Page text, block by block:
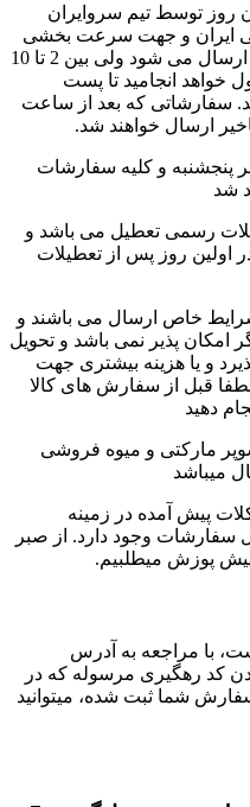
روز توسط تیم سروایران
ایران و جهت سرعت بخشی
در ارسال ها به صورت پست پیشتاز ارسال می شود ولی بین 2 تا 10
خواهد انجامید تا پست
سفارشاتی که بعد از ساعت
بعد از ساعت 12 ظهر پنجشنبه و کلیه سفارشات
شد
رسمی تعطیل می باشد و
اولین روز پس از تعطیلات
دارای شرایط خاص ارسال می باشند و
امکان پذیر نمی باشد و تحویل
و یا هزینه بیشتری جهت
قبل از سفارش های کالا
دهید
مارکتی و میوه فروشی
میباشد
پیش آمده در زمینه
سفارشات وجود دارد. از صبر
پوزش میطلبیم.
با مراجعه به آدرس
کد رهگیری مرسوله که در
شما ثبت شده، میتوانید